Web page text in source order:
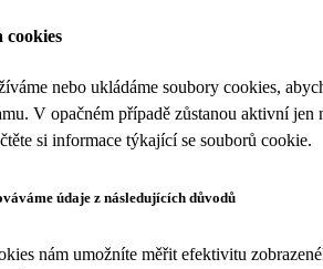
cookies
nebo ukládáme soubory cookies,
V opačném případě zůstanou aktivní
si informace týkající se souborů cookie.
údaje z následujících důvodů
nám umožníte měřit efektivitu